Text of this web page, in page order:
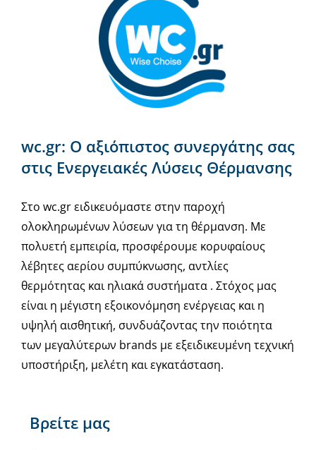
Βρείτε μας
wc.gr: Ο αξιόπιστος συνεργάτης σας
στις Ενεργειακές Λύσεις Θέρμανσης
Στο wc.gr ειδικευόμαστε στην παροχή
ολοκληρωμένων λύσεων για τη θέρμανση. Με
πολυετή εμπειρία, προσφέρουμε κορυφαίους
λέβητες αερίου συμπύκνωσης, αντλίες
θερμότητας και ηλιακά συστήματα . Στόχος μας
είναι η μέγιστη εξοικονόμηση ενέργειας και η
υψηλή αισθητική, συνδυάζοντας την ποιότητα
των μεγαλύτερων brands με εξειδικευμένη τεχνική
υποστήριξη, μελέτη και εγκατάσταση.